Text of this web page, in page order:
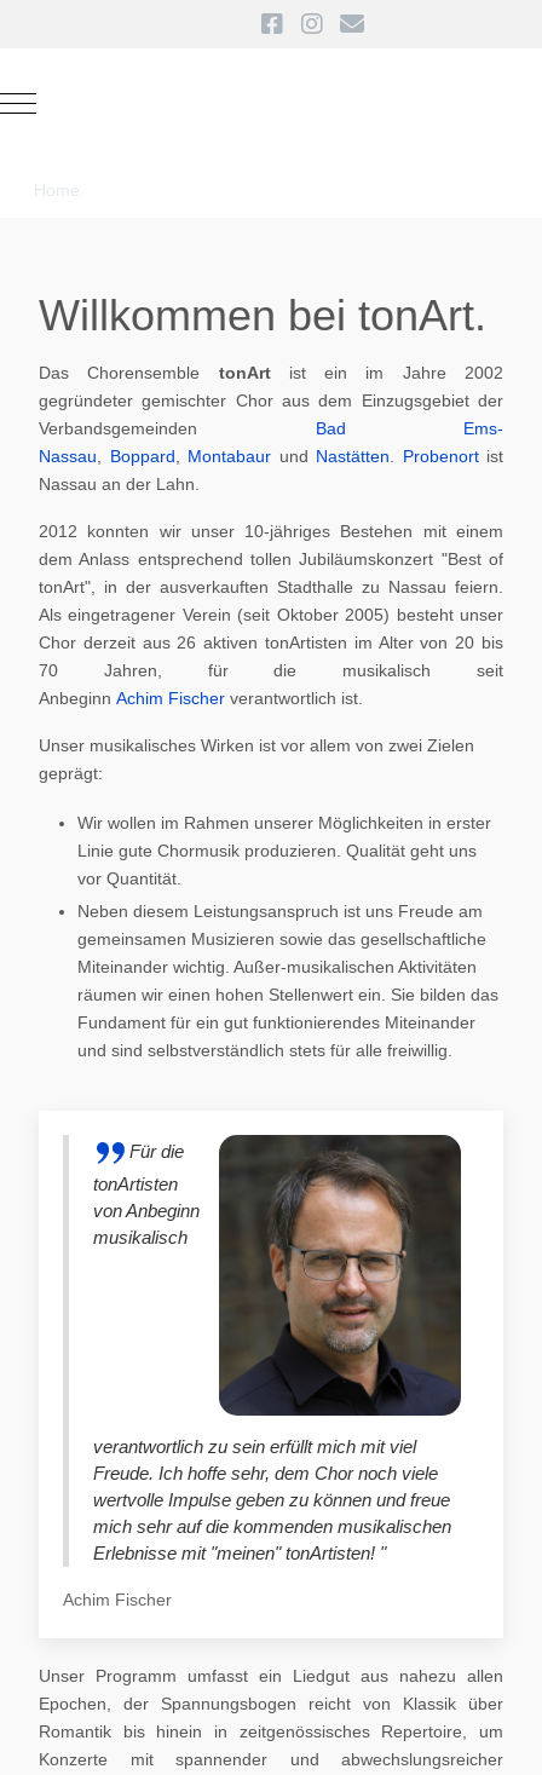
Mobile Menu Toggle
Home
Willkommen bei tonArt.
Das Chorensemble tonArt ist ein im Jahre 2002
gegründeter gemischter Chor aus dem Einzugsgebiet der
Verbandsgemeinden Bad Ems-
Nassau
Boppard Montabaur und Nastätten Probenortist
Nassau an der Lahn.
2012 konnten wir unser 10-jähriges Bestehen mit einem
dem Anlass entsprechend tollen Jubiläumskonzert "Best of
tonArt", in der ausverkauften Stadthalle zu Nassau feiern.
Als eingetragener Verein (seit Oktober 2005) besteht unser
Chor derzeit aus 26 aktiven tonArtisten im Alter von 20 bis
70 Jahren, für die musikalisch seit
Anbeginn Achim Fischer verantwortlich ist.
Unser musikalisches Wirken ist vor allem von zwei Zielen
geprägt:
Wir wollen im Rahmen unserer Möglichkeiten in erster
Linie gute Chormusik produzieren. Qualität geht uns
vor Quantität.
Neben diesem Leistungsanspruch ist uns Freude am
gemeinsamen Musizieren sowie das gesellschaftliche
Miteinander wichtig. Außer-musikalischen Aktivitäten
räumen wir einen hohen Stellenwert ein. Sie bilden das
Fundament für ein gut funktionierendes Miteinander
und sind selbstverständlich stets für alle freiwillig.
Für die
tonArtisten
von Anbeginn
musikalisch
verantwortlich zu sein erfüllt mich mit viel
Freude. Ich hoffe sehr, dem Chor noch viele
wertvolle Impulse geben zu können und freue
mich sehr auf die kommenden musikalischen
Erlebnisse mit "meinen" tonArtisten! "
Achim Fischer
Unser Programm umfasst ein Liedgut aus nahezu allen
Epochen, der Spannungsbogen reicht von Klassik über
Romantik bis hinein in zeitgenössisches Repertoire, um
Konzerte mit spannender und abwechslungsreicher